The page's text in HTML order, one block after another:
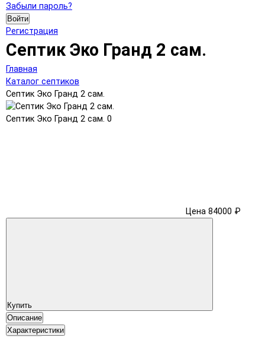
Забыли пароль?
Войти
Регистрация
Септик Эко Гранд 2 сам.
Главная
Каталог септиков
Септик Эко Гранд 2 сам.
Септик Эко Гранд 2 сам. 0
Цена 84000 ₽
Купить
Описание
Характеристики